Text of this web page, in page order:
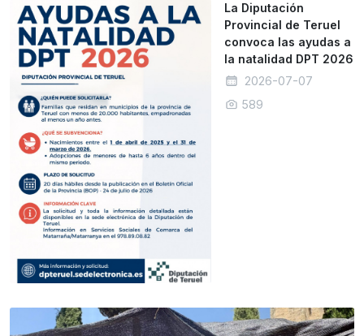
La Diputación
Provincial de Teruel
convoca las ayudas a
la natalidad DPT 2026
2026-07-07
589